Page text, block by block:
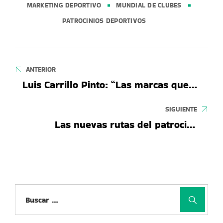
MARKETING DEPORTIVO
MUNDIAL DE CLUBES
PATROCINIOS DEPORTIVOS
Navegación
de
entradas
ANTERIOR
Luis Carrillo Pinto: “Las marcas que
sacarán ventaja en este Mundial de
SIGUIENTE
Las nuevas rutas del patrocinio